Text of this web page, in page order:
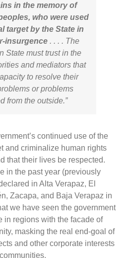
in the memory of
who were used
target by the State in
insurgence . . . . The
State must trust in the
and mediators that
to resolve their
or problems
from the outside.”
continued use of the
and criminalize human rights
that their lives be respected.
in the past year (previously
in Alta Verapaz, El
Zacapa, and Baja Verapaz in
we have seen the government
in regions with the facade of
masking the real end-goal of
and other corporate interests